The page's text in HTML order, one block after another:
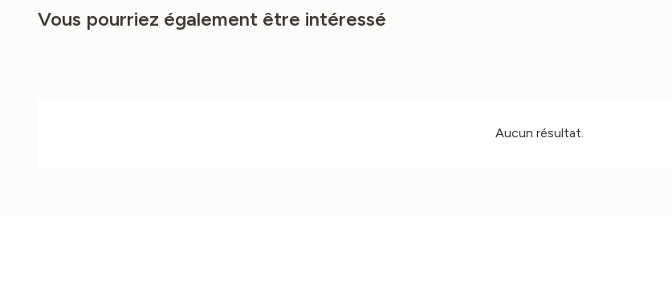
Vous pourriez également être intéressé
Aucun résultat.